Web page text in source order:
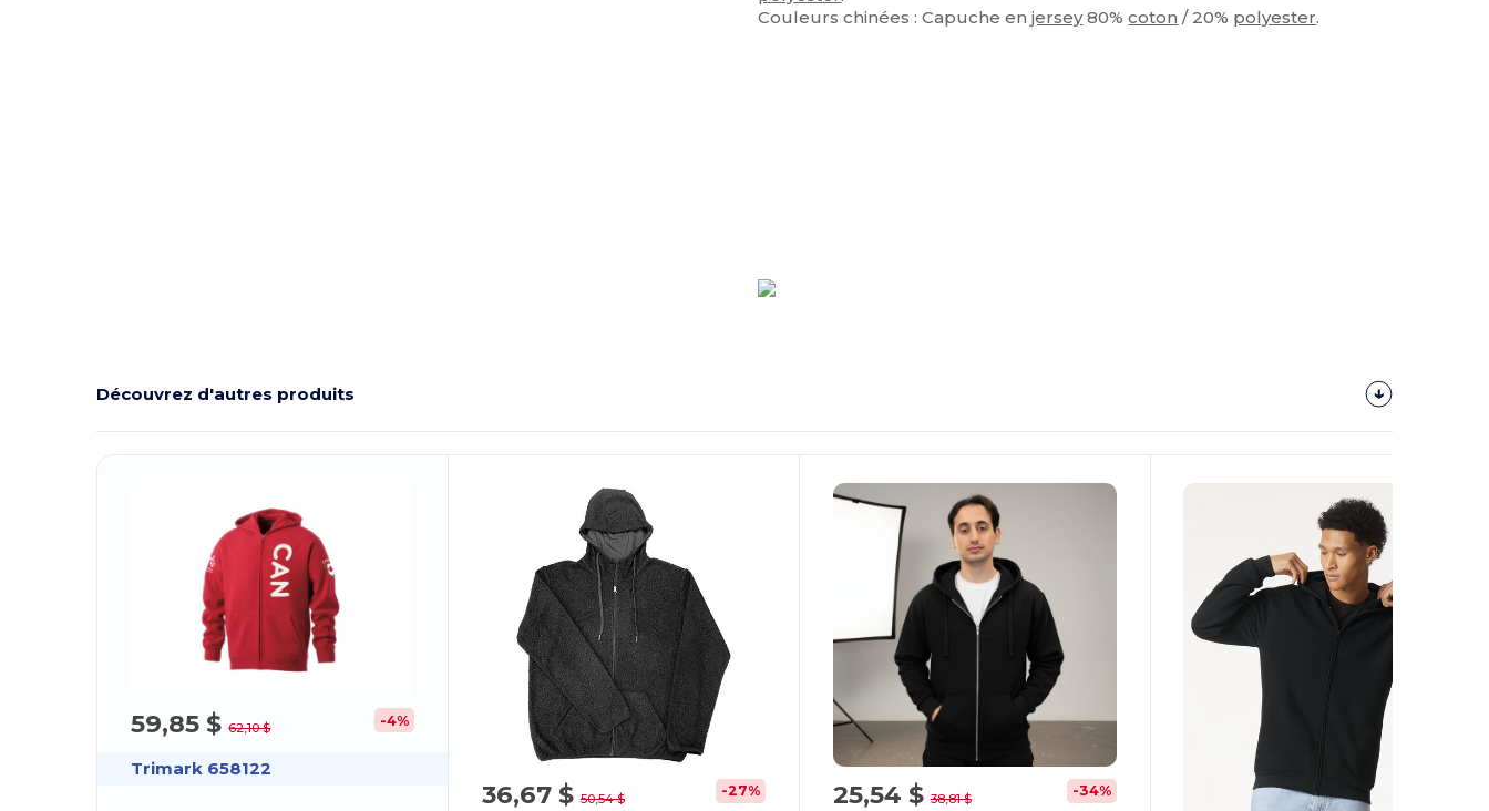
Couleurs chinées : Capuche enjersey80%coton / 20% polyester.
Découvrez d'autres produits
59,85 $62,10 $ -4%
Trimark 658122
36,67 $ 50,54 $ -27% 25,54 $38,81 $ -34%